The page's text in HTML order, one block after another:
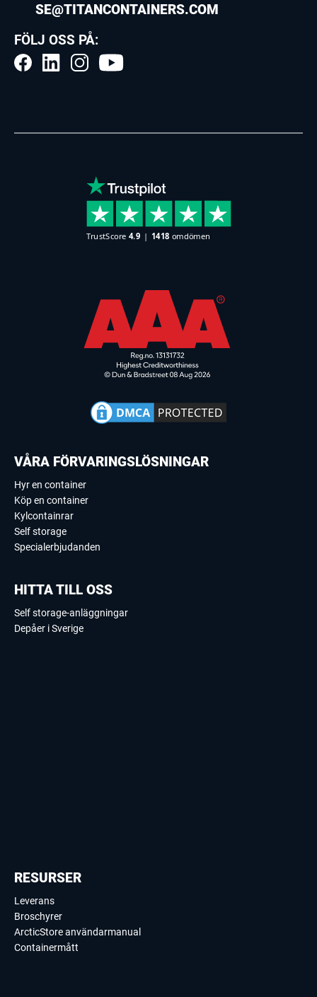
SE@TITANCONTAINERS.COM
FÖLJ OSS PÅ:
VÅRA FÖRVARINGSLÖSNINGAR
Hyr en container
Köp en container
Kylcontainrar
Self storage
Specialerbjudanden
HITTA TILL OSS
Self storage-anläggningar
Depåer i Sverige
RESURSER
Leverans
Broschyrer
ArcticStore användarmanual
Containermått